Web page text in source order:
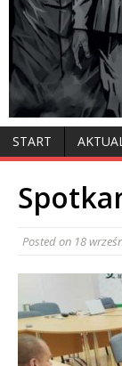
START
Posted on 18